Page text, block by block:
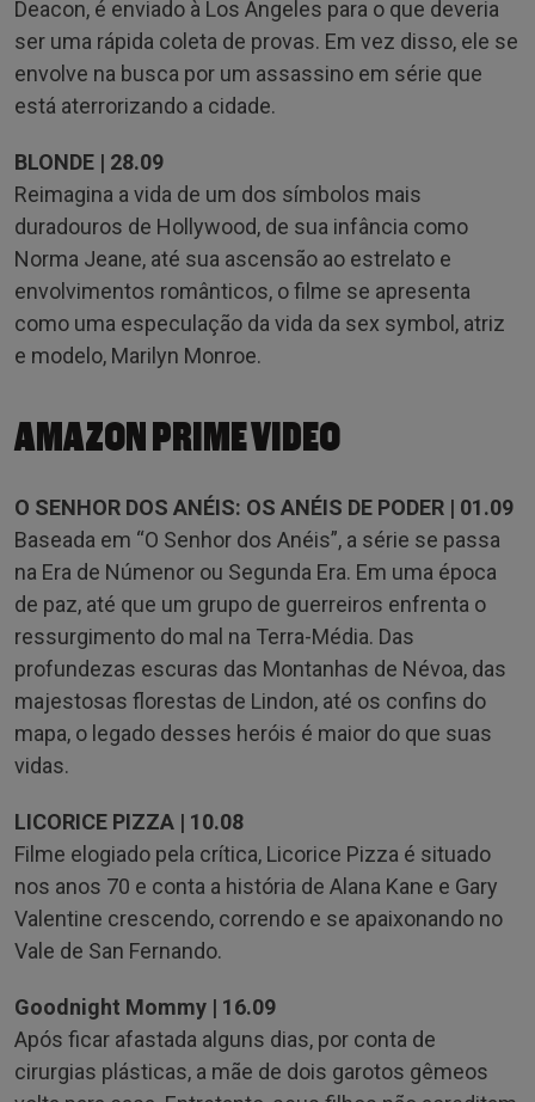
Deacon, é enviado à Los Angeles para o que deveria
ser uma rápida coleta de provas. Em vez disso, ele se
envolve na busca por um assassino em série que
está aterrorizando a cidade.
BLONDE | 28.09
Reimagina a vida de um dos símbolos mais
duradouros de Hollywood, de sua infância como
Norma Jeane, até sua ascensão ao estrelato e
envolvimentos românticos, o filme se apresenta
como uma especulação da vida da sex symbol, atriz
e modelo, Marilyn Monroe.
AMAZON PRIME VIDEO
O SENHOR DOS ANÉIS: OS ANÉIS DE PODER | 01.09
Baseada em “O Senhor dos Anéis”, a série se passa
na Era de Númenor ou Segunda Era. Em uma época
de paz, até que um grupo de guerreiros enfrenta o
ressurgimento do mal na Terra-Média. Das
profundezas escuras das Montanhas de Névoa, das
majestosas florestas de Lindon, até os confins do
mapa, o legado desses heróis é maior do que suas
vidas.
LICORICE PIZZA | 10.08
Filme elogiado pela crítica, Licorice Pizza é situado
nos anos 70 e conta a história de Alana Kane e Gary
Valentine crescendo, correndo e se apaixonando no
Vale de San Fernando.
Goodnight Mommy | 16.09
Após ficar afastada alguns dias, por conta de
cirurgias plásticas, a mãe de dois garotos gêmeos